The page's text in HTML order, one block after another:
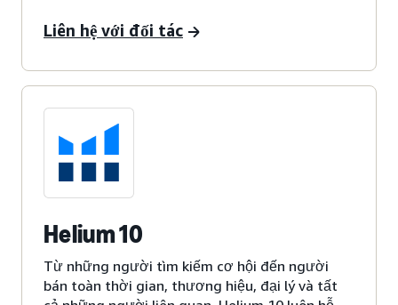
Liên hệ với đối tác
Helium 10
Từ những người tìm kiếm cơ hội đến người
bán toàn thời gian, thương hiệu, đại lý và tất